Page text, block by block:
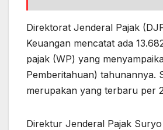
Direktorat Jenderal Pajak
Keuangan mencatat ada
pajak (WP) yang
Pemberitahuan) tahunannya.
merupakan yang terbaru per
Direktur Jenderal Pajak